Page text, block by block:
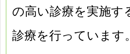
の高い診療を実施す
診療を行っています。